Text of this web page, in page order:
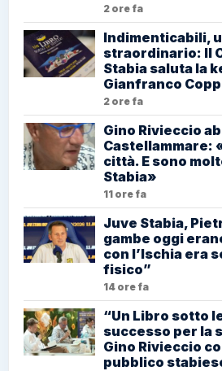
2 ore fa
Indimenticabili,
straordinario: Il
Stabia saluta la
Gianfranco
2 ore fa
Gino Rivieccio
Castellammare:
città. E sono
Stabia»
11 ore fa
Juve Stabia,
gambe oggi
con l’Ischia era
fisico”
14 ore fa
“Un Libro sotto
successo per la
Gino Rivieccio
pubblico